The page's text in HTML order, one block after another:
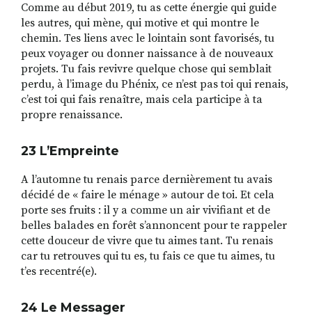
Comme au début 2019, tu as cette énergie qui guide
les autres, qui mène, qui motive et qui montre le
chemin. Tes liens avec le lointain sont favorisés, tu
peux voyager ou donner naissance à de nouveaux
projets. Tu fais revivre quelque chose qui semblait
perdu, à l’image du Phénix, ce n’est pas toi qui renais,
c’est toi qui fais renaître, mais cela participe à ta
propre renaissance.
23 L’Empreinte
A l’automne tu renais parce dernièrement tu avais
décidé de « faire le ménage » autour de toi. Et cela
porte ses fruits : il y a comme un air vivifiant et de
belles balades en forêt s’annoncent pour te rappeler
cette douceur de vivre que tu aimes tant. Tu renais
car tu retrouves qui tu es, tu fais ce que tu aimes, tu
t’es recentré(e).
24 Le Messager